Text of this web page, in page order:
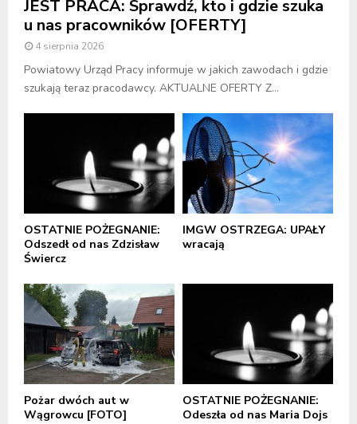
JEST PRACA: Sprawdź, kto i gdzie szuka
u nas pracowników [OFERTY]
4 sierpnia 2026
Powiatowy Urząd Pracy informuje w jakich zawodach i gdzie
szukają teraz pracodawcy. AKTUALNE OFERTY Z...
OSTATNIE POŻEGNANIE:
Odszedł od nas Zdzisław
Świercz
IMGW OSTRZEGA: UPAŁY
wracają
Pożar dwóch aut w
Wągrowcu [FOTO]
OSTATNIE POŻEGNANIE:
Odeszła od nas Maria Dojs